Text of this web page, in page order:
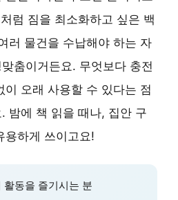
럼 짐을 최소화하고 싶은 백
러 물건을 수납해야 하는 자
춤이거든요. 무엇보다 충전
이 오래 사용할 수 있다는 점
밤에 책 읽을 때나, 집안 구
용하게 쓰이고요!
활동을 즐기시는 분